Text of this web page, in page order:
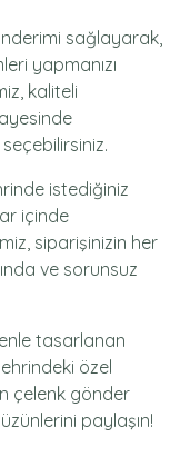
sağlayarak,
yapmanızı
kaliteli
istediğiniz
içinde
siparişinizin her
ve sorunsuz
tasarlanan
özel
çelenk gönder
paylaşın!